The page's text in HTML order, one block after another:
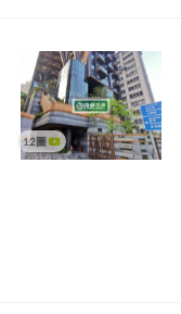
12圖